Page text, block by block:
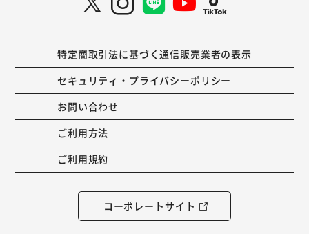
特定商取引法に基づく通信販売業者の表示
セキュリティ・プライバシーポリシー
お問い合わせ
ご利用方法
ご利用規約
コーポレートサイト